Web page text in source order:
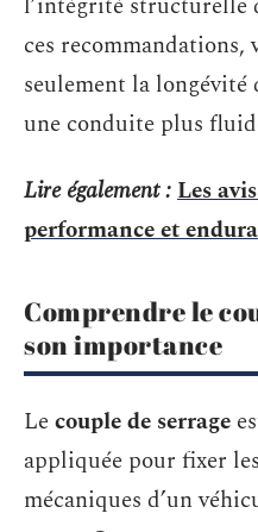
ces recommandations,
seulement la longévité
une conduite plus
Lire également :Les
performance et
Comprendre le
son importance
Lecouple de serrage
appliquée pour fixer
mécaniques d’un